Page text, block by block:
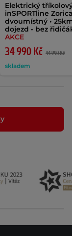
Elektrický
inSPORTline
dvoumístný •
dojezd • bez
AKCE
34 990 Kč 44 990 Kč
skladem